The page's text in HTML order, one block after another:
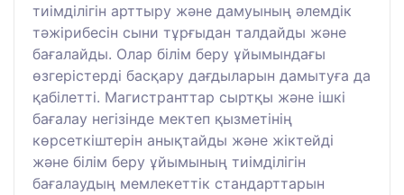
тиімділігін арттыру және дамуының әлемдік
тәжірибесін сыни тұрғыдан талдайды және
бағалайды. Олар білім беру ұйымындағы
өзгерістерді басқару дағдыларын дамытуға да
қабілетті. Магистранттар сыртқы және ішкі
бағалау негізінде мектеп қызметінің
көрсеткіштерін анықтайды және жіктейді
және білім беру ұйымының тиімділігін
бағалаудың мемлекеттік стандарттарын